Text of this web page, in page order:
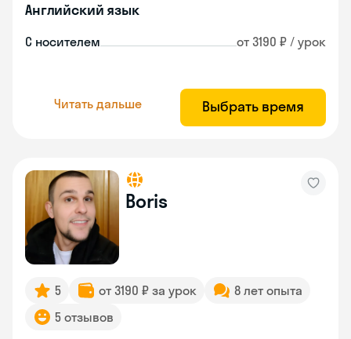
Английский язык
С носителем от 3190 ₽ / урок
Читать дальше Выбрать время
Boris
5 от 3190 ₽ за урок
8 лет опыта
5 отзывов